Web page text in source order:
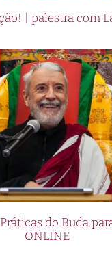
| palestra com
do Buda
ONLINE